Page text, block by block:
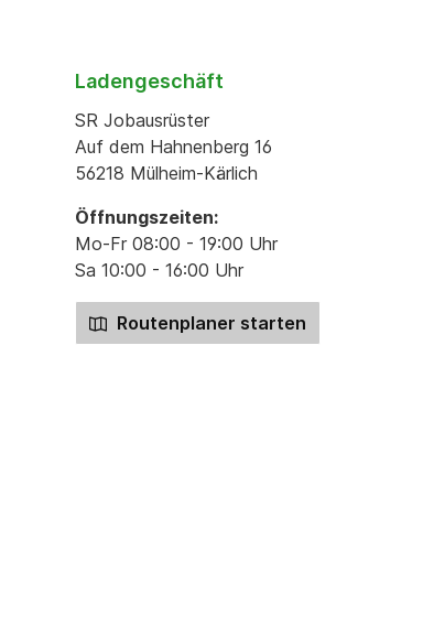
Ladengeschäft
SR Jobausrüster
Auf dem Hahnenberg 16
56218 Mülheim-Kärlich
Öffnungszeiten:
Mo-Fr 08:00 - 19:00 Uhr
Sa 10:00 - 16:00 Uhr
Routenplaner starten